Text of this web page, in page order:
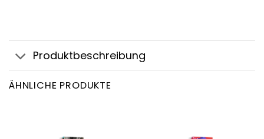
Produktbeschreibung
ÄHNLICHE PRODUKTE